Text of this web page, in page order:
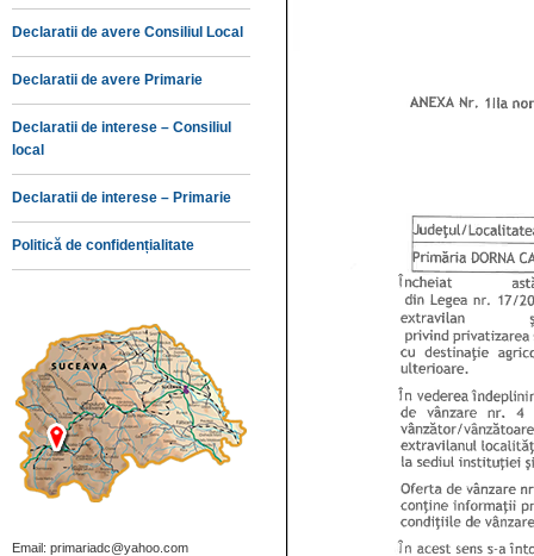
Declaratii de avere Consiliul Local
Declaratii de avere Primarie
Declaratii de interese – Consiliul
local
Declaratii de interese – Primarie
Politică de confidențialitate
Email: primariadc@yahoo.com